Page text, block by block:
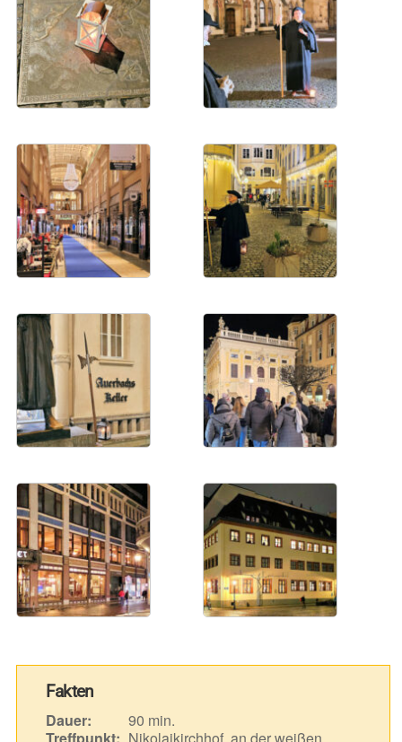
Fakten
Dauer:
90 min.
Treffpunkt: Nikolaikirchhof, an der weißen